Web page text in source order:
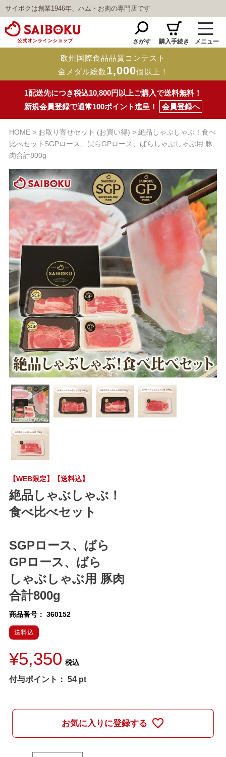
サイボクは創業1946年、ハム・お肉の専門店です
さがす 購入手続き メニュー
欧州国際食品品質コンテスト
金メダル総数1,000個以上！
1配送先につき税込10,800円以上ご購入で送料無料！
新規会員登録で通常100ポイント進呈！
会員登録へ
HOME お取り寄せセット (お買い得)
絶品しゃぶしゃぶ！食べ
比べセットSGPロース、ばらGPロース、ばらしゃぶしゃぶ用 豚
肉合計800g
【WEB限定】【送料込】
絶品しゃぶしゃぶ！
食べ比べセット
SGPロース、ばら
GPロース、ばら
しゃぶしゃぶ用 豚肉
合計800g
商品番号 360152
送料込
¥5,350 税込
付与ポイント： 54 pt
お気に入りに登録する